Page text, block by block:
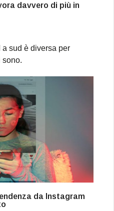
davvero di più in
a sud è diversa per
sono.
da Instagram